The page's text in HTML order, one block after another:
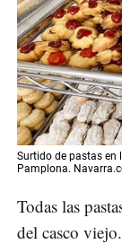
Surtido de pastas en
Pamplona.
Todas las
del casco viejo.